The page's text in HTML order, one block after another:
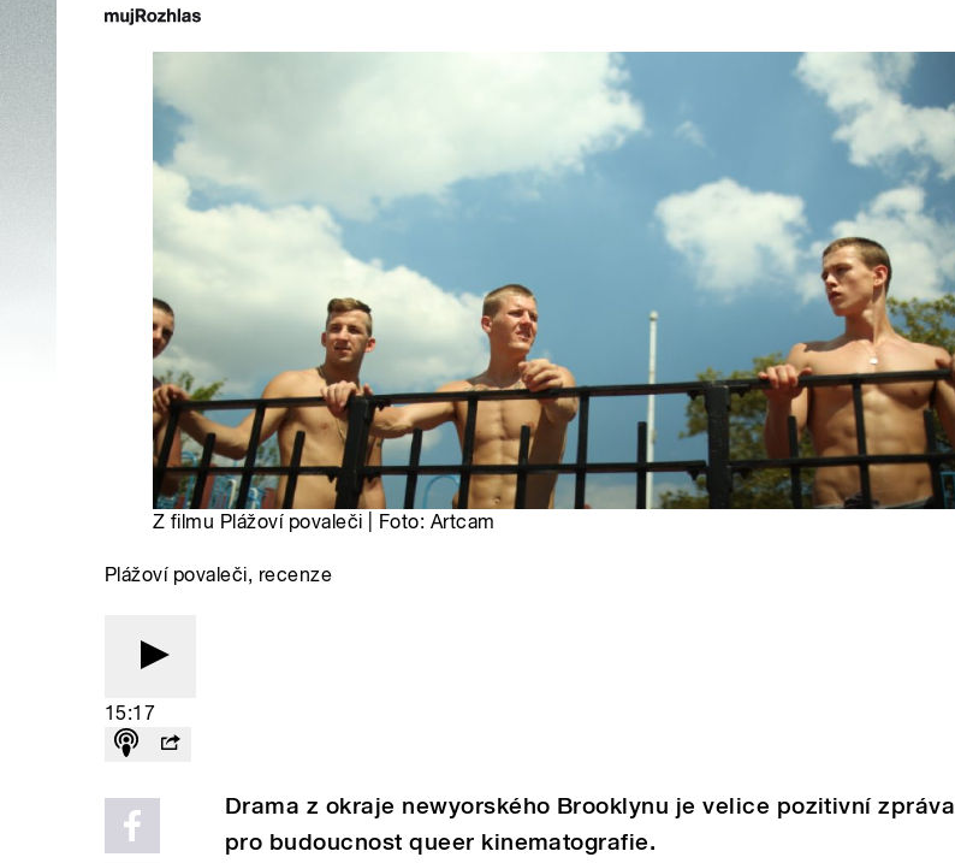
Z filmu Plážoví povaleči | Foto: Artcam
Plážoví povaleči, recenze
15:17
Drama z okraje newyorského Brooklynu je velice pozitivní zpráva
pro budoucnost queer kinematografie.